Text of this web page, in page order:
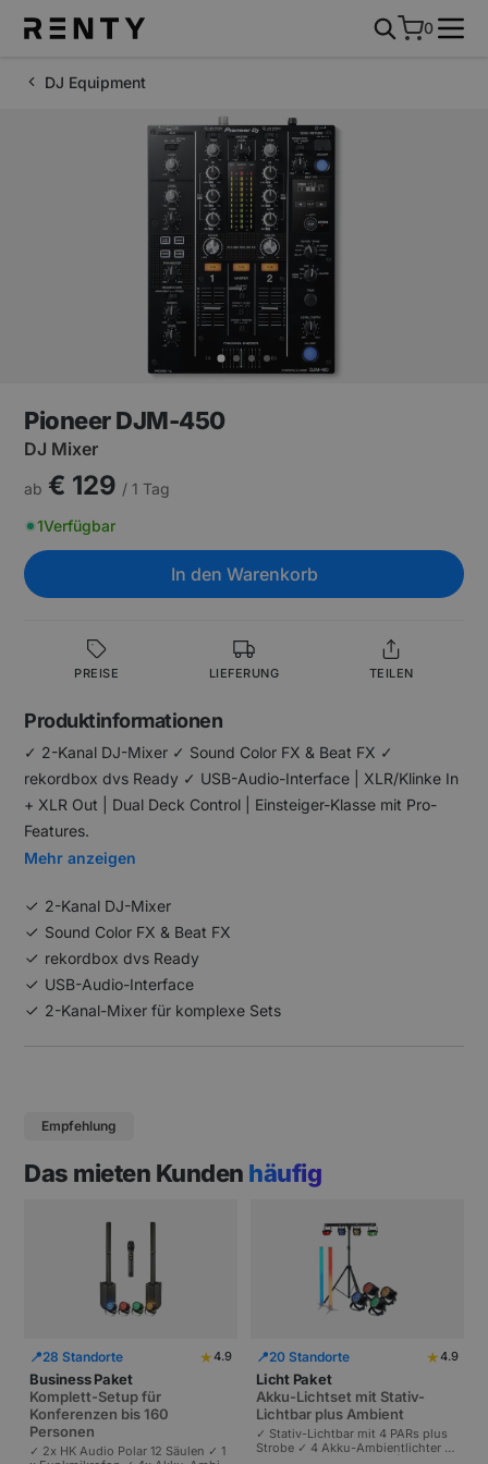
0
DJ Equipment
Pioneer DJM-450
DJ Mixer
ab € 129 / 1 Tag
1Verfügbar
In den Warenkorb
PREISE LIEFERUNG TEILEN
Produktinformationen
✓ 2-Kanal DJ-Mixer ✓ Sound Color FX & Beat FX ✓
rekordbox dvs Ready ✓ USB-Audio-Interface | XLR/Klinke In
+ XLR Out | Dual Deck Control | Einsteiger-Klasse mit Pro-
Features.
Mehr anzeigen
2-Kanal DJ-Mixer
Sound Color FX & Beat FX
rekordbox dvs Ready
USB-Audio-Interface
2-Kanal-Mixer für komplexe Sets
Empfehlung
Das mieten Kunden häufig
📍28 Standorte ★4.9
Business Paket
Komplett-Setup für
Konferenzen bis 160
Personen
✓ 2x HK Audio Polar 12 Säulen ✓ 1
📍20 Standorte ★4.9
Licht Paket
Akku-Lichtset mit Stativ-
Lichtbar plus Ambient
✓ Stativ-Lichtbar mit 4 PARs plus
Strobe ✓ 4 Akku-Ambientlichter ✓